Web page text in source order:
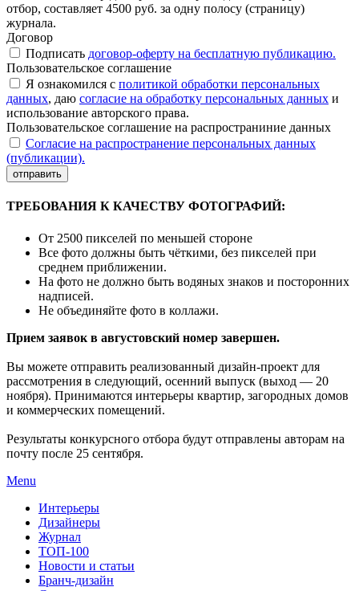
отбор, составляет 4500 руб. за одну полосу (страницу)
журнала.
Договор
Подписать договор-оферту на бесплатную публикацию.
Пользовательское соглашение
Я ознакомился с политикой обработки персональных
данных, даю согласие на обработку персональных данных и
использование авторского права.
Пользовательское соглашение на распространиние данных
Согласие на распространение персональных данных
(публикации).
отправить
ТРЕБОВАНИЯ К КАЧЕСТВУ ФОТОГРАФИЙ:
От 2500 пикселей по меньшей стороне
Все фото должны быть чёткими, без пикселей при
среднем приближении.
На фото не должно быть водяных знаков и посторонних
надписей.
Не объединяйте фото в коллажи.
Прием заявок в августовский номер завершен.
Вы можете отправить реализованный дизайн-проект для
рассмотрения в следующий, осенний выпуск (выход — 20
ноября). Принимаются интерьеры квартир, загородных домов
и коммерческих помещений.
Результаты конкурсного отбора будут отправлены авторам на
почту после 25 сентября.
Menu
Интерьеры
Дизайнеры
Журнал
ТОП-100
Новости и статьи
Бранч-дизайн